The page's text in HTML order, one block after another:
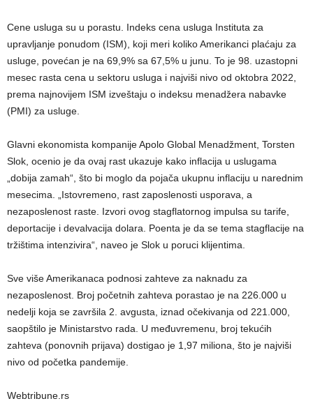
Cene usluga su u porastu. Indeks cena usluga Instituta za
upravljanje ponudom (ISM), koji meri koliko Amerikanci plaćaju za
usluge, povećan je na 69,9% sa 67,5% u junu. To je 98. uzastopni
mesec rasta cena u sektoru usluga i najviši nivo od oktobra 2022,
prema najnovijem ISM izveštaju o indeksu menadžera nabavke
(PMI) za usluge.
Glavni ekonomista kompanije Apolo Global Menadžment, Torsten
Slok, ocenio je da ovaj rast ukazuje kako inflacija u uslugama
„dobija zamah“, što bi moglo da pojača ukupnu inflaciju u narednim
mesecima. „Istovremeno, rast zaposlenosti usporava, a
nezaposlenost raste. Izvori ovog stagflatornog impulsa su tarife,
deportacije i devalvacija dolara. Poenta je da se tema stagflacije na
tržištima intenzivira“, naveo je Slok u poruci klijentima.
Sve više Amerikanaca podnosi zahteve za naknadu za
nezaposlenost. Broj početnih zahteva porastao je na 226.000 u
nedelji koja se završila 2. avgusta, iznad očekivanja od 221.000,
saopštilo je Ministarstvo rada. U međuvremenu, broj tekućih
zahteva (ponovnih prijava) dostigao je 1,97 miliona, što je najviši
nivo od početka pandemije.
Webtribune.rs